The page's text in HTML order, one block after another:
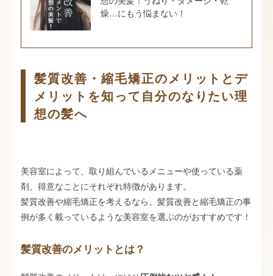
燥…にもう悩まない！
髪質改善・縮毛矯正のメリットとデ
メリットを知って自分のなりたい理
想の髪へ
美容室によって、取り組んでいるメニューや使っている薬
剤、得意なことにそれぞれ特徴があります。
髪質改善や縮毛矯正を考えるなら、髪質改善と縮毛矯正の事
例が多く載っているような美容室を選ぶのがおすすめです！
髪質改善のメリットとは？